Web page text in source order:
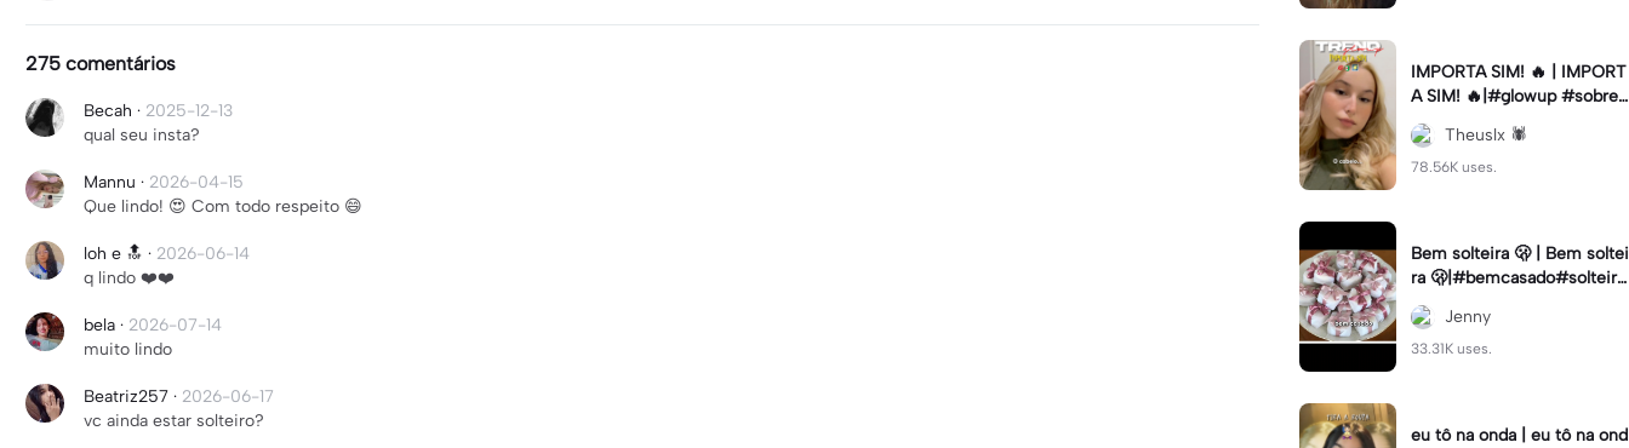
275 comentários
Becah · 2025-12-13
qual seu insta?
Mannu · 2026-04-15
Que lindo! 😍 Com todo respeito 😄
loh e 🔝 · 2026-06-14
q lindo ❤️❤️
bela · 2026-07-14
muito lindo
Beatriz257 · 2026-06-17
vc ainda estar solteiro?
IMPORTA SIM! 🔥 | IMPORT
A SIM! 🔥|#glowup #sobre
mim #viralcut #importasi
m ✨ Theuslx 🕷️
78.56K uses.
Bem solteira 🫢 | Bem soltei
ra 🫢|#bemcasado#solteira
#trendtiktok#i5#viral
Jenny
33.31K uses.
eu tô na onda | eu tô na ond